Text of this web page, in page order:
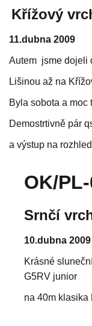
Křížový
11.dubna 2009
Autem jsme dojeli
Lišinou až na
Byla sobota a moc
Demostrtivně pár
a výstup na
OK/
Srnčí
10.dubna 2009
Krásné
G5RV junior
na 40m klasika